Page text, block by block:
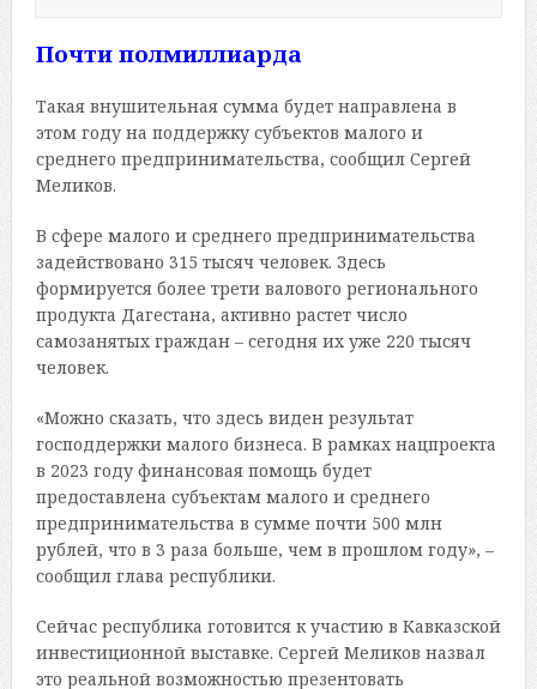
Почти полмиллиарда
Такая внушительная сумма будет направлена в
этом году на поддержку субъектов малого и
среднего предпринимательства, сообщил Сергей
Меликов.
В сфере малого и среднего предпринимательства
задействовано 315 тысяч человек. Здесь
формируется более трети валового регионального
продукта Дагестана, активно растет число
самозанятых граждан – сегодня их уже 220 тысяч
человек.
«Можно сказать, что здесь виден результат
господдержки малого бизнеса. В рамках нацпроекта
в 2023 году финансовая помощь будет
предоставлена субъектам малого и среднего
предпринимательства в сумме почти 500 млн
рублей, что в 3 раза больше, чем в прошлом году», –
сообщил глава республики.
Сейчас республика готовится к участию в Кавказской
инвестиционной выставке. Сергей Меликов назвал
это реальной возможностью презентовать